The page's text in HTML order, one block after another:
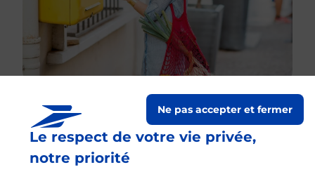
Le respect de votre vie privée,
notre priorité
Ne pas accepter et fermer
Boîte aux lettres La Poste
Le lien s'ouvre dans un nouvel onglet